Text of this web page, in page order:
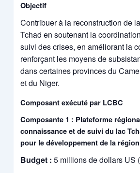
Objectif
Contribuer à la reconstruction de
Tchad en soutenant la
suivi des crises, en améliorant la
renforçant les moyens de
dans certaines provinces du
et du Niger.
Composant exécuté par LCBC
Composante 1 : Plateforme
connaissance et de suivi du lac
pour le développement de la
Budget : 5 millions de dollars US